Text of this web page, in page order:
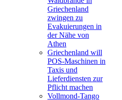
Griechenland
zwingen zu
Evakuierungen in
der Nähe von
Athen
Griechenland will
POS-Maschinen in
Taxis und
Lieferdiensten zur
Pflicht machen
Vollmond-Tango